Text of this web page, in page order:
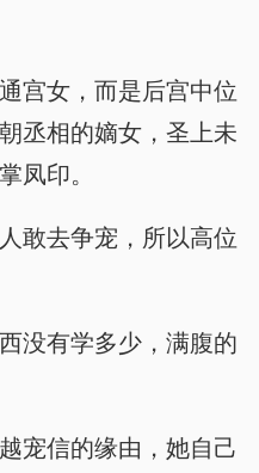
宫女，而是后宫中位
丞相的嫡女，圣上未
凤印。
敢去争宠，所以高位
没有学多少，满腹的
宠信的缘由，她自己